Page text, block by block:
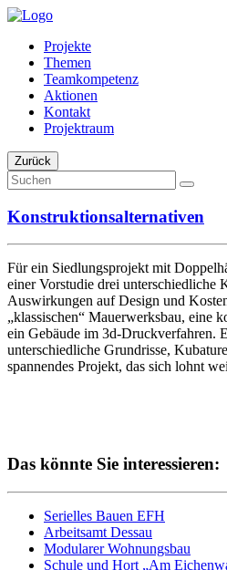
Projekte
Themen
Teamkompetenz
Aktionen
Kontakt
Projektraum
Zurück
Konstruktionsalternativen
Für ein Siedlungsprojekt mit
einer Vorstudie drei unterschiedliche
Auswirkungen auf Design und
„klassischen“ Mauerwerksbau, eine
ein Gebäude im 3d-Druckverfahren.
unterschiedliche Grundrisse,
spannendes Projekt, das sich lohnt
Das könnte Sie interessieren:
Serielles Bauen EFH
Arbeitsamt Dessau
Modularer Wohnungsbau
Schule und Hort „Am